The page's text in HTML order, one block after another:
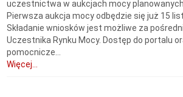
uczestnictwa w aukcjach mocy
Pierwsza aukcja mocy odbędzie się już 15
Składanie wniosków jest możliwe za
Uczestnika Rynku Mocy. Dostęp do portalu
pomocnicze...
Więcej...